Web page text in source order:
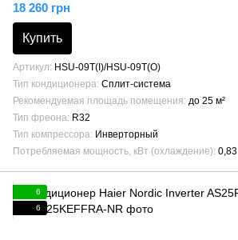
18 260 грн
Купить
Артикул
HSU-09T(I)/HSU-09T(O)
Тип кондиционера Сплит-система
Рекомендуемая площадь помещения до 25 м²
Тип фреона R32
Тип компрессора Инверторный
Потребляемая мощность, кВт (охлаждение) 0,83
6
6